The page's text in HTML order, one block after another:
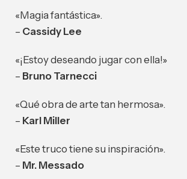
«Magia fantástica».
– Cassidy Lee
«¡Estoy deseando jugar con ella!»
– Bruno Tarnecci
«Qué obra de arte tan hermosa».
– Karl Miller
«Este truco tiene su inspiración».
– Mr. Messado